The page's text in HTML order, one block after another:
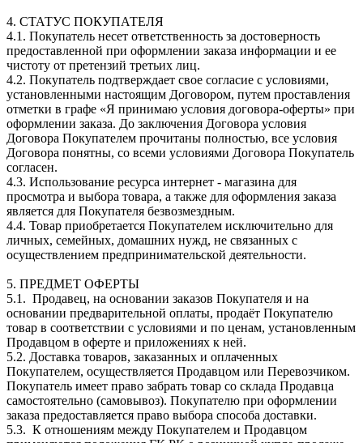
4. СТАТУС ПОКУПАТЕЛЯ
4.1. Покупатель несет ответственность за достоверность
предоставленной при оформлении заказа информации и ее
чистоту от претензий третьих лиц.
4.2. Покупатель подтверждает свое согласие с условиями,
установленными настоящим Договором, путем проставления
отметки в графе «Я принимаю условия договора-оферты» при
оформлении заказа. До заключения Договора условия
Договора Покупателем прочитаны полностью, все условия
Договора понятны, со всеми условиями Договора Покупатель
согласен.
4.3. Использование ресурса интернет - магазина для
просмотра и выбора товара, а также для оформления заказа
является для Покупателя безвозмездным.
4.4. Товар приобретается Покупателем исключительно для
личных, семейных, домашних нужд, не связанных с
осуществлением предпринимательской деятельности.
5. ПРЕДМЕТ ОФЕРТЫ
5.1. Продавец, на основании заказов Покупателя и на
основании предварительной оплаты, продаёт Покупателю
товар в соответствии с условиями и по ценам, установленным
Продавцом в оферте и приложениях к ней.
5.2. Доставка товаров, заказанных и оплаченных
Покупателем, осуществляется Продавцом или Перевозчиком.
Покупатель имеет право забрать товар со склада Продавца
самостоятельно (самовывоз). Покупателю при оформлении
заказа предоставляется право выбора способа доставки.
5.3. К отношениям между Покупателем и Продавцом